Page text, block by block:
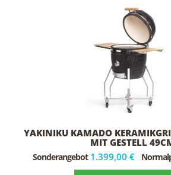
YAKINIKU KAMADO
MIT GESTELL
Sonderangebot 1.399,00 €